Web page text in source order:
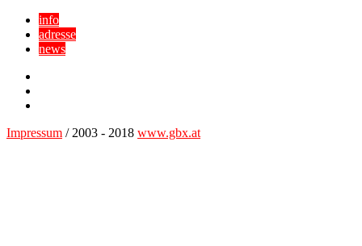
info
adresse
news
Impressum / 2003 - 2018 www.gbx.at